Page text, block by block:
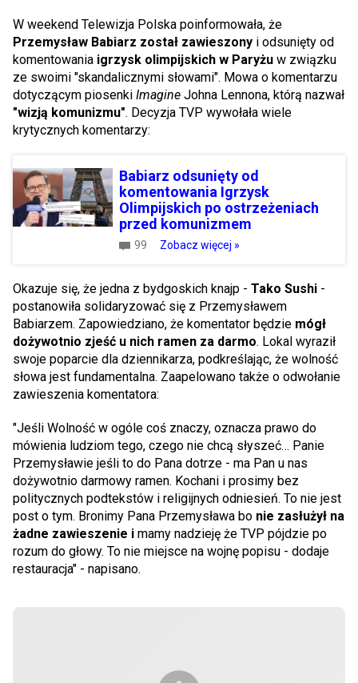
W weekend Telewizja Polska poinformowała, że
Przemysław Babiarz został zawieszony i odsunięty od
komentowania igrzysk olimpijskich w Paryżu w związku
ze swoimi "skandalicznymi słowami". Mowa o komentarzu
dotyczącym piosenki Imagine Johna Lennona, którą nazwał
"wizją komunizmu". Decyzja TVP wywołała wiele
krytycznych komentarzy:
Babiarz odsunięty od
komentowania Igrzysk
Olimpijskich po ostrzeżeniach
przed komunizmem
99 Zobacz więcej »
Okazuje się, że jedna z bydgoskich knajp - Tako Sushi -
postanowiła solidaryzować się z Przemysławem
Babiarzem. Zapowiedziano, że komentator będzie mógł
dożywotnio zjeść u nich ramen za darmo. Lokal wyraził
swoje poparcie dla dziennikarza, podkreślając, że wolność
słowa jest fundamentalna. Zaapelowano także o odwołanie
zawieszenia komentatora:
"Jeśli Wolność w ogóle coś znaczy, oznacza prawo do
mówienia ludziom tego, czego nie chcą słyszeć… Panie
Przemysławie jeśli to do Pana dotrze - ma Pan u nas
dożywotnio darmowy ramen. Kochani i prosimy bez
politycznych podtekstów i religijnych odniesień. To nie jest
post o tym. Bronimy Pana Przemysława bo nie zasłużył na
żadne zawieszenie i mamy nadzieję że TVP pójdzie po
rozum do głowy. To nie miejsce na wojnę popisu - dodaje
restauracja" - napisano.